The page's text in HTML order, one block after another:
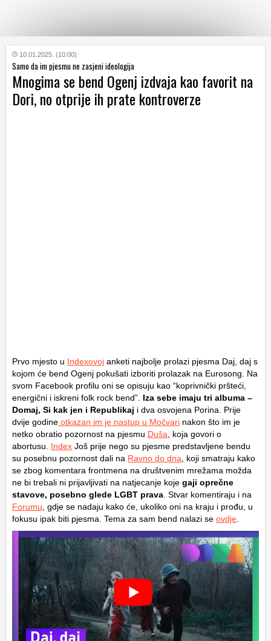
KATEGORIJE
HRVATSKI
WEB
10.01.2025. (10:00)
Samo da im pjesmu ne zasjeni ideologija
Mnogima se bend Ogenj izdvaja kao favorit na
Dori, no otprije ih prate kontroverze
Prvo mjesto u Indexovoj anketi najbolje prolazi pjesma Daj, daj s
kojom će bend Ogenj pokušati izboriti prolazak na Eurosong. Na
svom Facebook profilu oni se opisuju kao “koprivnički pršteći,
energični i iskreni folk rock bend”. Iza sebe imaju tri albuma –
Domaj, Si kak jen i Republikaj i dva osvojena Porina. Prije
dvije godine otkazan im je nastup u Močvari nakon što im je
netko obratio pozornost na pjesmu Duša , koja govori o
abortusu. Index Još prije nego su pjesme predstavljene bendu
su posebnu pozornost dali na Ravno do dna , koji smatraju kako
se zbog komentara frontmena na društvenim mrežama možda
ne bi trebali ni prijavljivati na natjecanje koje gaji oprečne
stavove, posebno glede LGBT prava . Stvar komentiraju i na
Forumu , gdje se nadaju kako će, ukoliko oni na kraju i prođu, u
fokusu ipak biti pjesma. Tema za sam bend nalazi se ovdje